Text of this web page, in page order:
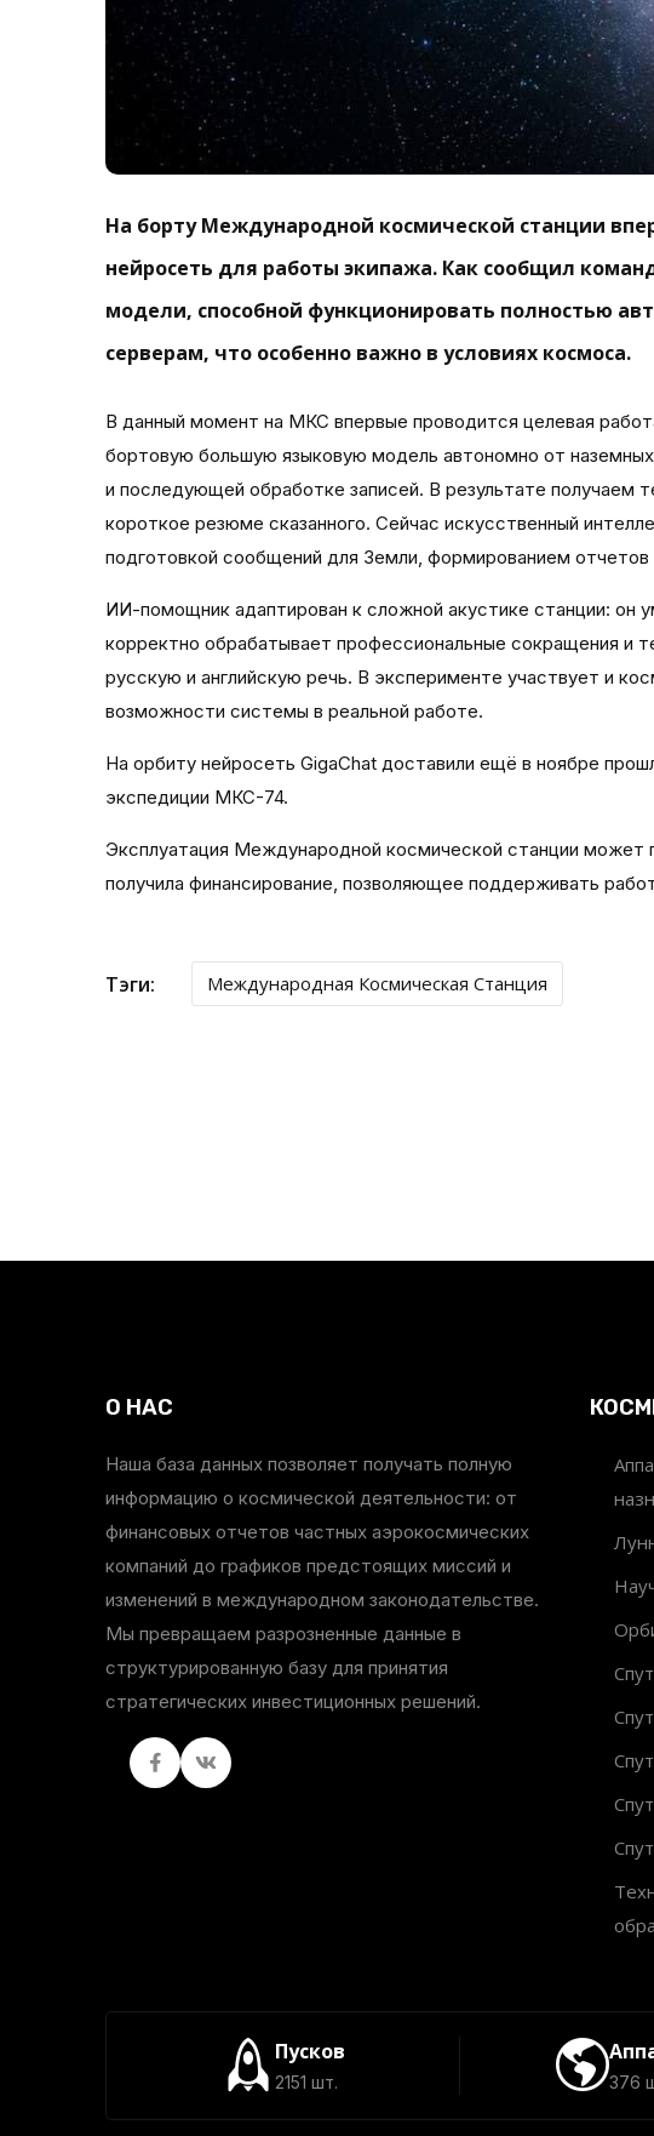
На борту Международной космической станции
нейросеть для работы экипажа. Как сообщил
модели, способной функционировать полностью
серверам, что особенно важно в условиях космоса.
В данный момент на МКС впервые проводится целевая
бортовую большую языковую модель автономно от
и последующей обработке записей. В результате получаем
короткое резюме сказанного. Сейчас искусственный
подготовкой сообщений для Земли, формированием отчетов
ИИ-помощник адаптирован к сложной акустике станции: он
корректно обрабатывает профессиональные сокращения и
русскую и английскую речь. В эксперименте участвует и
возможности системы в реальной работе.
На орбиту нейросеть GigaChat доставили ещё в ноябре
экспедиции МКС-74.
Эксплуатация Международной космической станции
получила финансирование, позволяющее поддерживать
Тэги: Международная Космическая Станция
О НАС
Наша база данных позволяет получать полную
информацию о космической деятельности: от
финансовых отчетов частных аэрокосмических
компаний до графиков предстоящих миссий и
изменений в международном законодательстве.
Мы превращаем разрозненные данные в
структурированную базу для принятия
стратегических инвестиционных решений.
FacebookвКонтакте
Пусков
2151 шт. 376